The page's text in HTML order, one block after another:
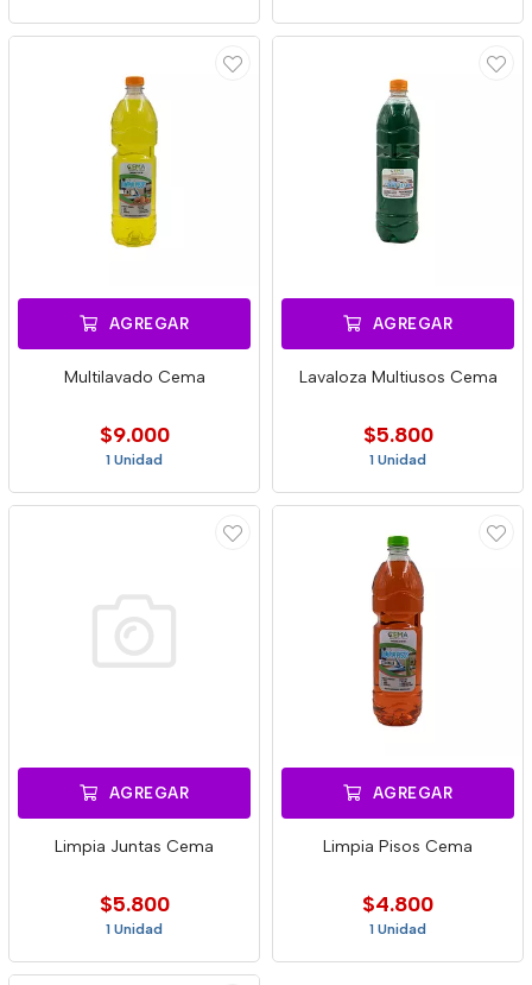
AGREGAR
Multilavado Cema
$9.000
1 Unidad
AGREGAR
Lavaloza Multiusos Cema
$5.800
1 Unidad
AGREGAR
Limpia Juntas Cema
$5.800
1 Unidad
AGREGAR
Limpia Pisos Cema
$4.800
1 Unidad